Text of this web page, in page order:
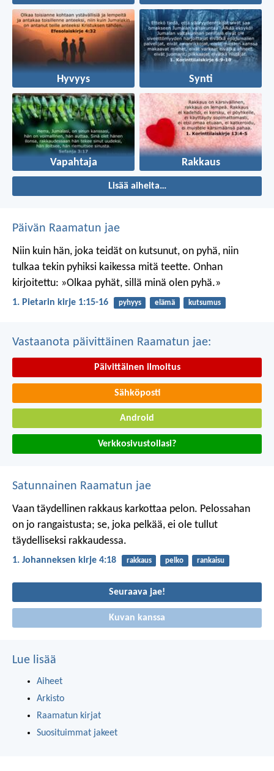
Hyvyys Synti
Vapahtaja Rakkaus
Lisää aiheita…
Päivän Raamatun jae
Niin kuin hän, joka teidät on kutsunut, on pyhä, niin
tulkaa tekin pyhiksi kaikessa mitä teette. Onhan
kirjoitettu: »Olkaa pyhät, sillä minä olen pyhä.»
1. Pietarin kirje 1:15-16 pyhyys elämä kutsumus
Vastaanota päivittäinen Raamatun jae:
Päivittäinen ilmoitus
Sähköposti
Android
Verkkosivustollasi?
Satunnainen Raamatun jae
Vaan täydellinen rakkaus karkottaa pelon. Pelossahan
on jo rangaistusta; se, joka pelkää, ei ole tullut
täydelliseksi rakkaudessa.
1. Johanneksen kirje 4:18 rakkaus pelko rankaisu
Seuraava jae!
Kuvan kanssa
Lue lisää
Aiheet
Arkisto
Raamatun kirjat
Suosituimmat jakeet